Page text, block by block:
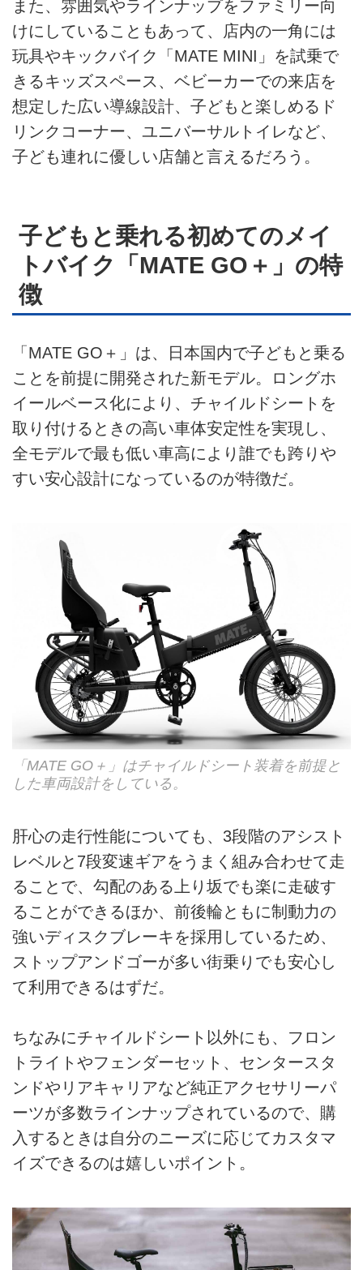
また、雰囲気やラインナップをファミリー向
けにしていることもあって、店内の一角には
玩具やキックバイク「MATE MINI」を試乗で
きるキッズスペース、ベビーカーでの来店を
想定した広い導線設計、子どもと楽しめるド
リンクコーナー、ユニバーサルトイレなど、
子ども連れに優しい店舗と言えるだろう。
子どもと乗れる初めてのメイ
トバイク「MATE GO＋」の特
徴
「MATE GO＋」は、日本国内で子どもと乗る
ことを前提に開発された新モデル。ロングホ
イールベース化により、チャイルドシートを
取り付けるときの高い車体安定性を実現し、
全モデルで最も低い車高により誰でも跨りや
すい安心設計になっているのが特徴だ。
「MATE GO＋」はチャイルドシート装着を前提と
した車両設計をしている。
肝心の走行性能についても、3段階のアシスト
レベルと7段変速ギアをうまく組み合わせて走
ることで、勾配のある上り坂でも楽に走破す
ることができるほか、前後輪ともに制動力の
強いディスクブレーキを採用しているため、
ストップアンドゴーが多い街乗りでも安心し
て利用できるはずだ。
ちなみにチャイルドシート以外にも、フロン
トライトやフェンダーセット、センタースタ
ンドやリアキャリアなど純正アクセサリーパ
ーツが多数ラインナップされているので、購
入するときは自分のニーズに応じてカスタマ
イズできるのは嬉しいポイント。